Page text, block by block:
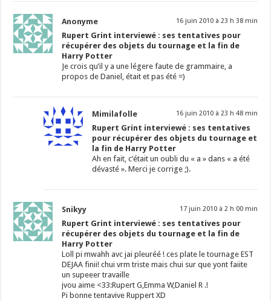
Anonyme 16 juin 2010 à 23 h 38 min
Rupert Grint interviewé : ses tentatives pour
récupérer des objets du tournage et la fin de
Harry Potter
Je crois qu’il y a une légere faute de grammaire, a
propos de Daniel, était et pas été =)
Mimilafolle 16 juin 2010 à 23 h 48 min
Rupert Grint interviewé : ses tentatives
pour récupérer des objets du tournage et
la fin de Harry Potter
Ah en fait, c’était un oubli du « a » dans « a été
dévasté ». Merci je corrige ;).
Snikyy 17 juin 2010 à 2 h 00 min
Rupert Grint interviewé : ses tentatives pour
récupérer des objets du tournage et la fin de
Harry Potter
Loll pi mwahh avc jai pleuréé ! ces plate le tournage EST
DEJAA finii! chui vrm triste mais chui sur que yont faiite
un supeeer travaille
jvou aime <33:Rupert G,Emma W,Daniel R .!
Pi bonne tentavive Ruppert XD